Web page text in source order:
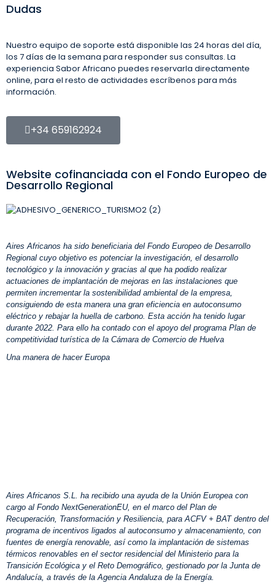
Dudas
Nuestro equipo de soporte está disponible las 24 horas del día,
los 7 días de la semana para responder sus consultas. La
experiencia Sabor Africano puedes reservarla directamente
online, para el resto de actividades escríbenos para más
información.
+34 659162924
Website cofinanciada con el Fondo Europeo de
Desarrollo Regional
Aires Africanos ha sido beneficiaria del Fondo Europeo de Desarrollo
Regional cuyo objetivo es potenciar la investigación, el desarrollo
tecnológico y la innovación y gracias al que ha podido realizar
actuaciones de implantación de mejoras en las instalaciones que
permiten incrementar la sostenibilidad ambiental de la empresa,
consiguiendo de esta manera una gran eficiencia en autoconsumo
eléctrico y rebajar la huella de carbono. Esta acción ha tenido lugar
durante 2022. Para ello ha contado con el apoyo del programa Plan de
competitividad turística de la Cámara de Comercio de Huelva
Una manera de hacer Europa
Aires Africanos S.L. ha recibido una ayuda de la Unión Europea con
cargo al Fondo NextGenerationEU, en el marco del Plan de
Recuperación, Transformación y Resiliencia, para ACFV + BAT dentro del
programa de incentivos ligados al autoconsumo y almacenamiento, con
fuentes de energía renovable, así como la implantación de sistemas
térmicos renovables en el sector residencial del Ministerio para la
Transición Ecológica y el Reto Demográfico, gestionado por la Junta de
Andalucía, a través de la Agencia Andaluza de la Energía.